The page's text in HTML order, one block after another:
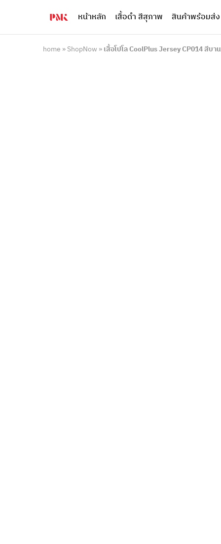
PMK
ผู้
ผลิต
สินค้า
ผู้
เสื้อ
โปโล
ยูนิฟอร์ม
หน้าหลัก เสื้อดำ สีสุภาพ สินค้าพร้อมส่ง
home »ShopNow »เสื้อโปโล CoolPlus Jersey CP014 สีบา